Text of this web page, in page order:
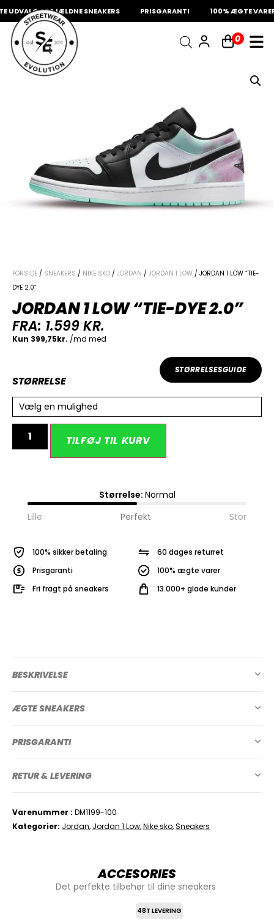
AF SJÆLDNE SNEAKERS PRISGARANTI 100% ÆGTE VARER
0
INDKØBSKURV
Fri fragt på sneakers 60 dages returret
Din kurv er tom.
FORSIDE / SNEAKERS / NIKE SKO / JORDAN / JORDAN 1 LOW / JORDAN 1 LOW “TIE-
DYE 2.0”
JORDAN 1 LOW “TIE-DYE 2.0”
FRA: 1.599KR.
STØRRELSESGUIDE
STØRRELSE
Vælg en mulighed
TILFØJ TIL KURV
Størrelse: Normal
Lille
Perfekt Stor
100% sikker betaling
Prisgaranti
Fri fragt på sneakers
60 dages returret
100% ægte varer
13.000+ glade kunder
BESKRIVELSE
ÆGTE SNEAKERS
PRISGARANTI
RETUR & LEVERING
Varenummer
DM1199-100
Kategorier Jordan, Jordan 1 Low,Nike sko,Sneakers
ACCESORIES
Det perfekte tilbehør til dine sneakers
48T LEVERING